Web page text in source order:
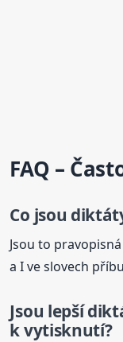
FAQ –
Co jsou
Jsou to
a I ve slovech
Jsou lepší
k vytisknutí?